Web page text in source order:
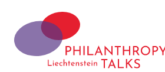
content